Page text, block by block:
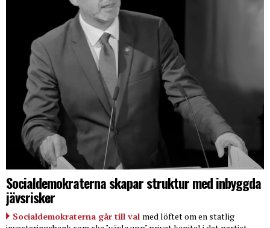
Socialdemokraterna skapar struktur med inbyggda
jävsrisker
Socialdemokraterna går till val med löftet om en statlig